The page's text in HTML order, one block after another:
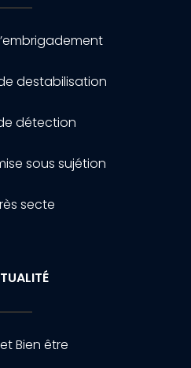
destabilisation
détection
sous sujétion
secte
Bien être